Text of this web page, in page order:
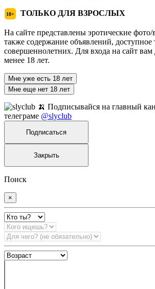
18+ ТОЛЬКО ДЛЯ ВЗРОСЛЫХ
На сайте представлены эротические
также содержание объявлений, доступное
совершеннолетних. Для входа на сайт
менее 18 лет.
Мне уже есть 18 лет
Мне еще нет 18 лет
🍌 Подписывайся на главный
телеграме @slyclub
Подписаться
Закрыть
Поиск
×